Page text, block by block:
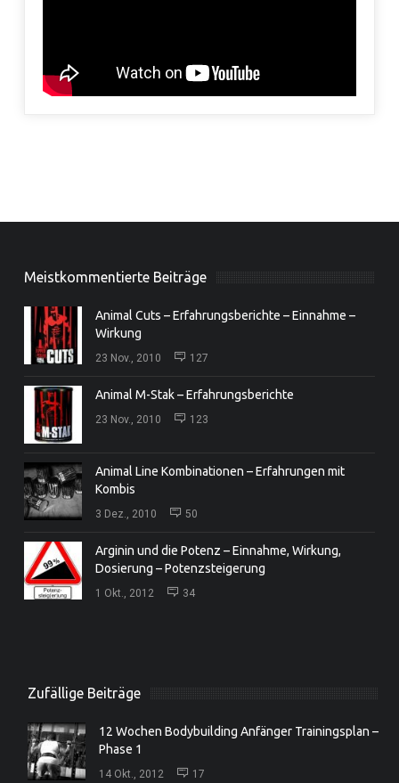
Meistkommentierte Beiträge
Animal Cuts – Erfahrungsberichte – Einnahme –
Wirkung
23 Nov., 2010 127
Animal M-Stak – Erfahrungsberichte
23 Nov., 2010 123
Animal Line Kombinationen – Erfahrungen mit
Kombis
3 Dez., 2010 50
Arginin und die Potenz – Einnahme, Wirkung,
Dosierung – Potenzsteigerung
1 Okt., 2012 34
Zufällige Beiträge
12 Wochen Bodybuilding Anfänger Trainingsplan –
Phase 1
14 Okt., 2012 17